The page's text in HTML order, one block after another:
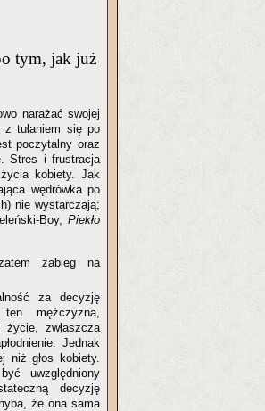
tym, jak już
narażać swojej
tułaniem się po
poczytalny oraz
Stres i frustracja
kobiety. Jak
wędrówka po
nie wystarczają;
Boy, Piekło
zabieg na
za decyzję
mężczyzna,
zwłaszcza
Jednak
niż głos kobiety.
uwzględniony
decyzję
że ona sama